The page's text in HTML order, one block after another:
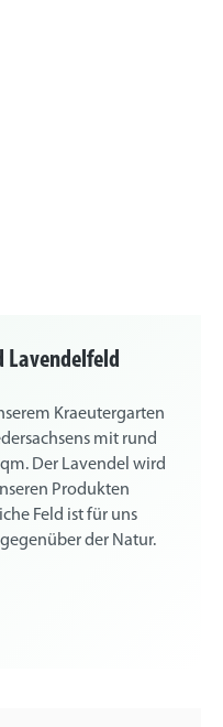
Lavendelfeld
Kraeutergarten
mit rund
Der Lavendel wird
Produkten
Feld ist für uns
der Natur.